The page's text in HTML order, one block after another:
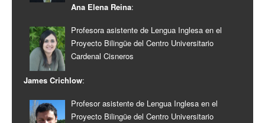
Ana Elena Reina:
Profesora asistente de Lengua Inglesa en el
Proyecto Bilingüe del Centro Universitario
Cardenal Cisneros
James Crichlow:
Profesor asistente de Lengua Inglesa en el
Proyecto Bilingüe del Centro Universitario